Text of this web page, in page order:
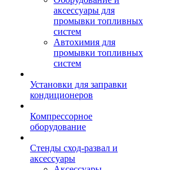
аксессуары для
промывки топливных
систем
Автохимия для
промывки топливных
систем
Установки для заправки
кондиционеров
Компрессорное
оборудование
Стенды сход-развал и
аксессуары